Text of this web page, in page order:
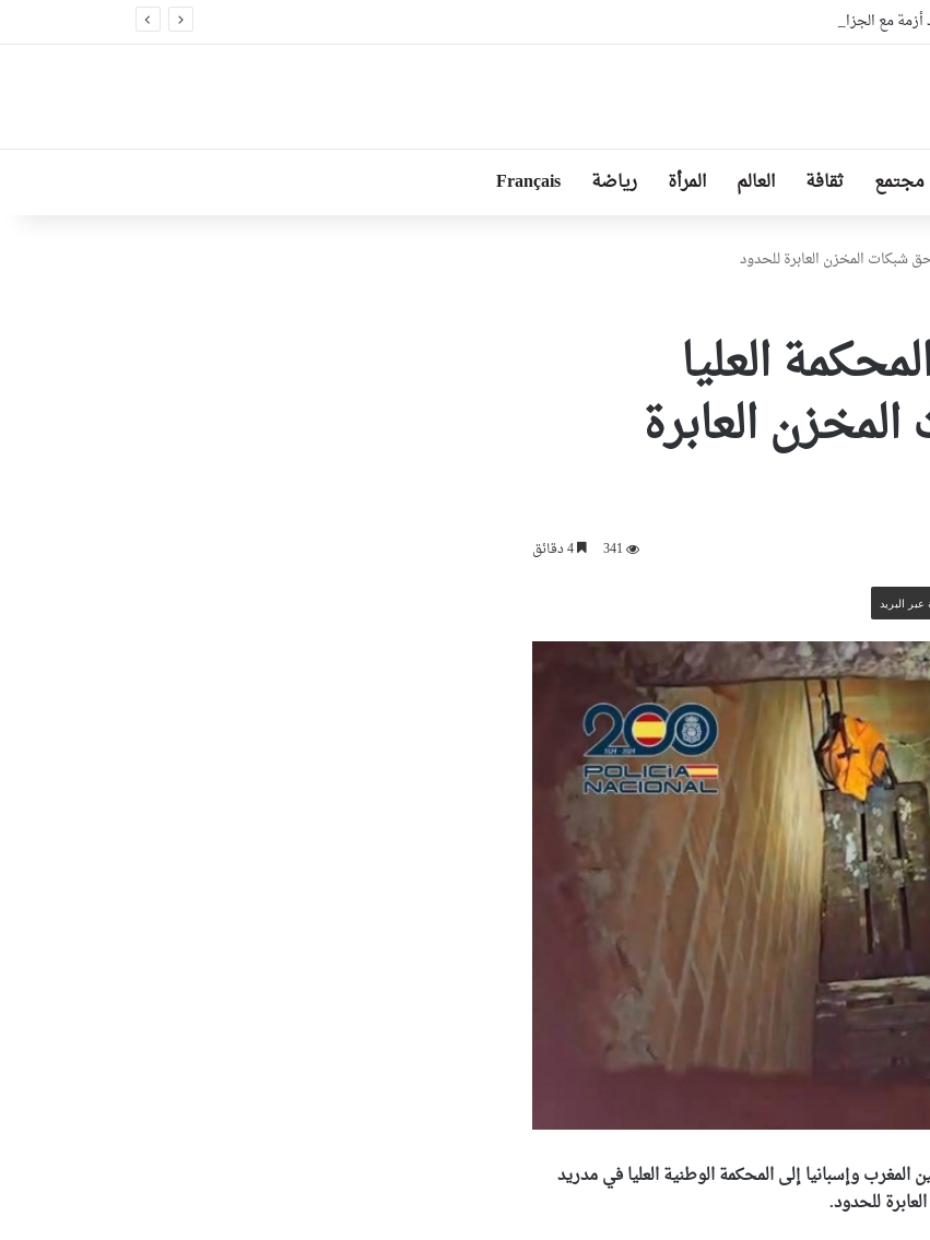
مع الجزائر وهناك تقارب تام في وجهات النظر مع الرئيس تبون
مجتمع ثقافة العالم المرأة رياضة Français
شبكات المخزن العابرة للحدود
العليا
العابرة
341 4 دقائق
البريد
وإسبانيا إلى المحكمة الوطنية العليا في مدريد
للحدود.